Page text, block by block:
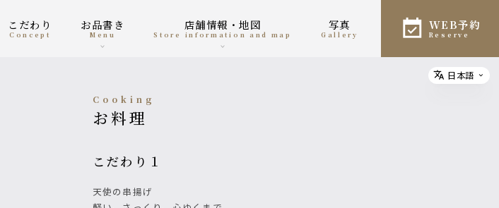
こだわり
concept
お品書き
menu
店舗情報・地図
Store information and map
写真
gallery
WEB予約
reserve
Cooking
お料理
こだわり１
天使の串揚げ
Select
日本語